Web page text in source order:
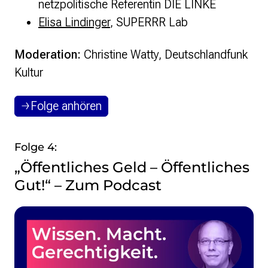
netzpolitische Referentin DIE LINKE
Elisa Lindinger, SUPERRR Lab
Moderation: Christine Watty, Deutschlandfunk
Kultur
Folge anhören
Folge 4:
„Öffentliches Geld – Öffentliches
Gut!“ – Zum Podcast